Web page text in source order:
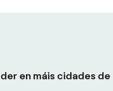
en máis cidades de